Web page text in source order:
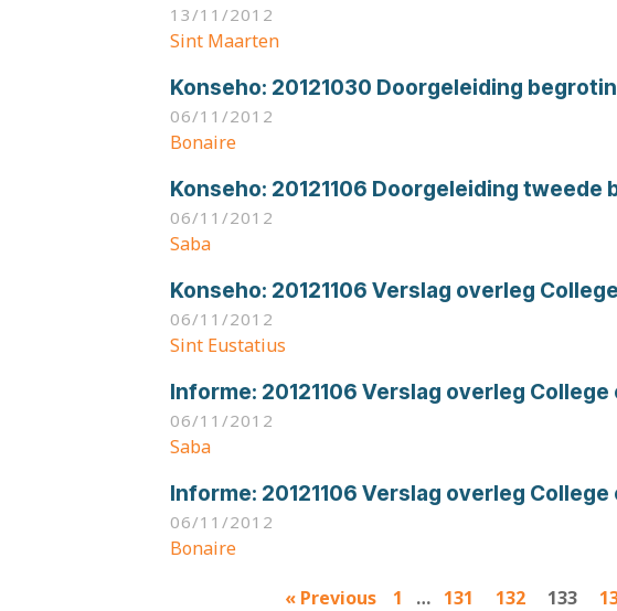
13/11/2012
Sint Maarten
Konseho: 20121030 Doorgeleiding
06/11/2012
Bonaire
Konseho: 20121106 Doorgeleiding tweede
06/11/2012
Saba
Konseho: 20121106 Verslag overleg
06/11/2012
Sint Eustatius
Informe: 20121106 Verslag overleg College
06/11/2012
Saba
Informe: 20121106 Verslag overleg
06/11/2012
Bonaire
« Previous 1 … 131 132 133